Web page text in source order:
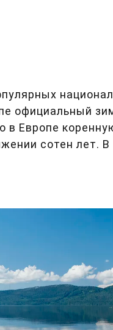
официальный
Европе
сотен лет.